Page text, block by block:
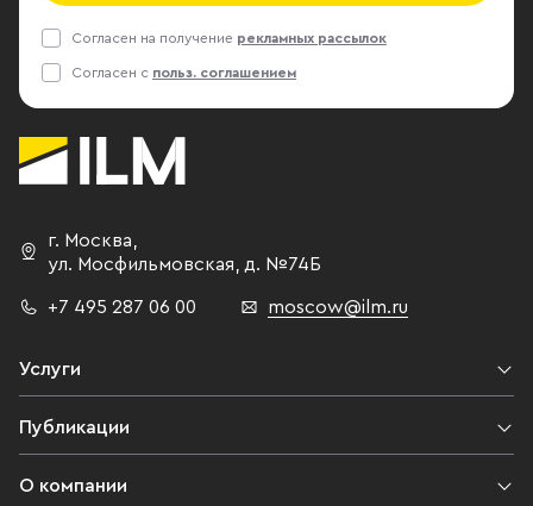
Согласен на получение рекламных рассылок
Согласен с польз. соглашением
г. Москва,
ул. Мосфильмовская, д. №74Б
+7 495 287 06 00 moscow@ilm.ru
Услуги
Публикации
О компании